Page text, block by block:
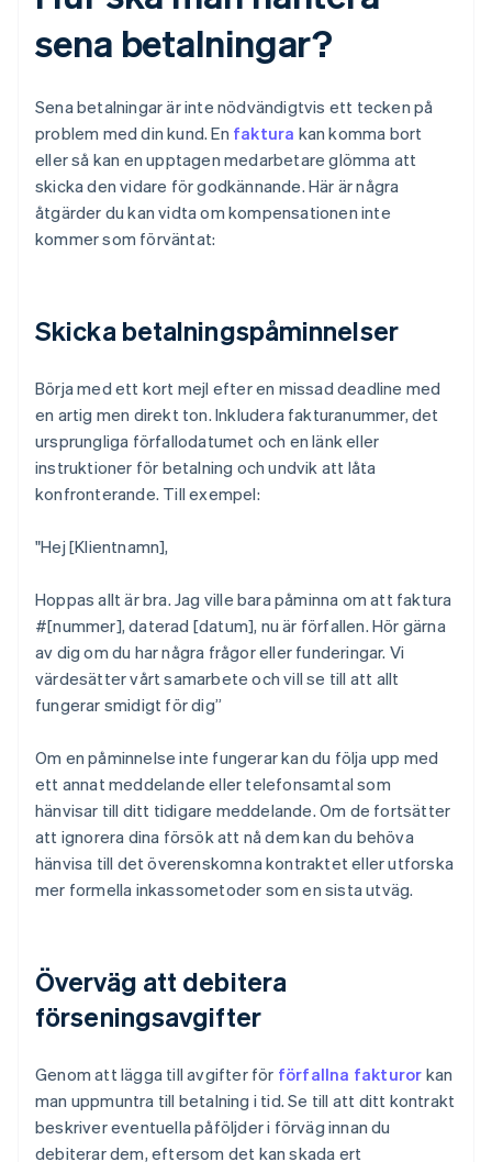
sena betalningar?
Sena betalningar är inte nödvändigtvis ett tecken på
problem med din kund. En faktura kan komma bort
eller så kan en upptagen medarbetare glömma att
skicka den vidare för godkännande. Här är några
åtgärder du kan vidta om kompensationen inte
kommer som förväntat:
Skicka betalningspåminnelser
Börja med ett kort mejl efter en missad deadline med
en artig men direkt ton. Inkludera fakturanummer, det
ursprungliga förfallodatumet och en länk eller
instruktioner för betalning och undvik att låta
konfronterande. Till exempel:
"Hej [Klientnamn],
Hoppas allt är bra. Jag ville bara påminna om att faktura
#[nummer], daterad [datum], nu är förfallen. Hör gärna
av dig om du har några frågor eller funderingar. Vi
värdesätter vårt samarbete och vill se till att allt
fungerar smidigt för dig”
Om en påminnelse inte fungerar kan du följa upp med
ett annat meddelande eller telefonsamtal som
hänvisar till ditt tidigare meddelande. Om de fortsätter
att ignorera dina försök att nå dem kan du behöva
hänvisa till det överenskomna kontraktet eller utforska
mer formella inkassometoder som en sista utväg.
Överväg att debitera
förseningsavgifter
Genom att lägga till avgifter för förfallna fakturor kan
man uppmuntra till betalning i tid. Se till att ditt kontrakt
beskriver eventuella påföljder i förväg innan du
debiterar dem, eftersom det kan skada ert